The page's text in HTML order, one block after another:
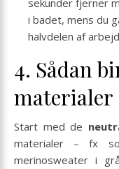
sekunder fjerner
i badet, mens du
halvdelen af
4. Sådan
materialer
Start med de
materialer – fx
merinosweater i